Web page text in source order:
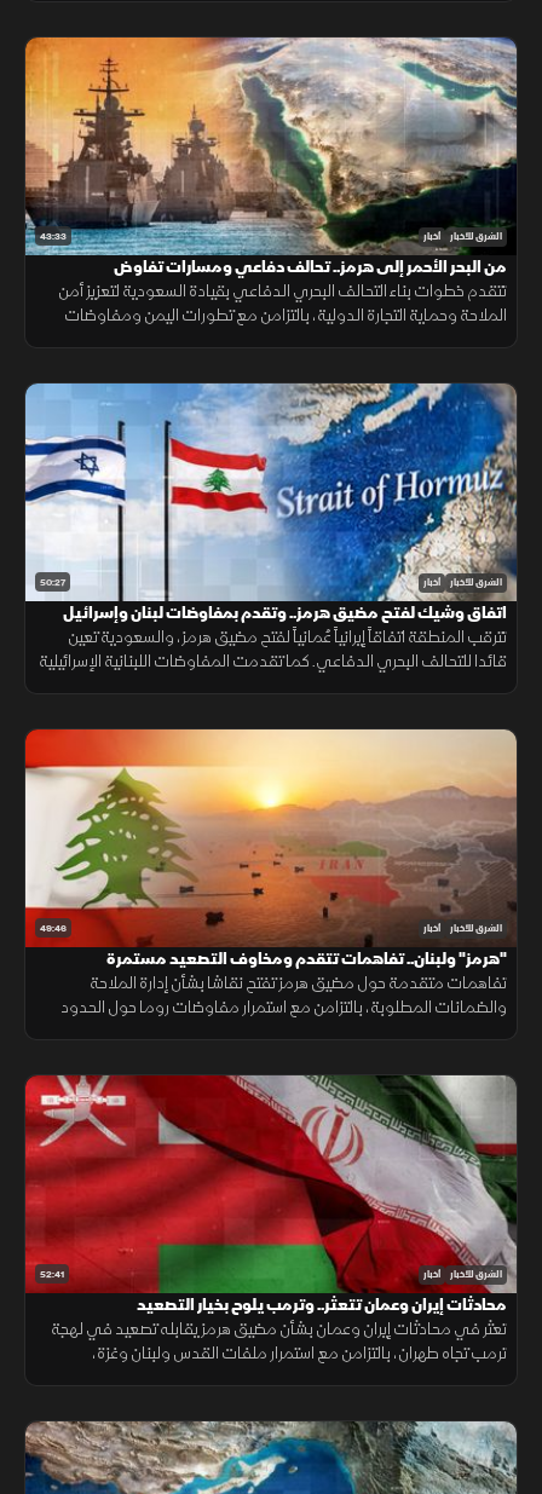
43:33 الشرق للأخبار أخبار
من البحر الأحمر إلى هرمز.. تحالف دفاعي ومسارات تفاوض
تتقدم خطوات بناء التحالف البحري الدفاعي بقيادة السعودية لتعزيز أمن
الملاحة وحماية التجارة الدولية، بالتزامن مع تطورات اليمن ومفاوضات
50:27 الشرق للأخبار أخبار
اتفاق وشيك لفتح مضيق هرمز.. وتقدم بمفاوضات لبنان وإسرائيل
تترقب المنطقة اتفاقاً إيرانياً عُمانياً لفتح مضيق هرمز، والسعودية تعين
قائدا للتحالف البحري الدفاعي. كما تقدمت المفاوضات اللبنانية الإسرائيلية
49:46 الشرق للأخبار أخبار
"هرمز" ولبنان.. تفاهمات تتقدم ومخاوف التصعيد مستمرة
تفاهمات متقدمة حول مضيق هرمز تفتح نقاشا بشأن إدارة الملاحة
والضمانات المطلوبة، بالتزامن مع استمرار مفاوضات روما حول الحدود
52:41 الشرق للأخبار أخبار
محادثات إيران وعمان تتعثر.. وترمب يلوح بخيار التصعيد
تعثر في محادثات إيران وعمان بشأن مضيق هرمز يقابله تصعيد في لهجة
ترمب تجاه طهران، بالتزامن مع استمرار ملفات القدس ولبنان وغزة،